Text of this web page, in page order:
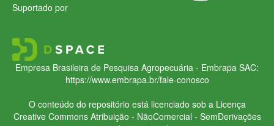
Suportado por
Empresa Brasileira de Pesquisa Agropecuária - Embrapa SAC:
https://www.embrapa.br/fale-conosco
O conteúdo do repositório está licenciado sob a Licença
Creative CommonsAtribuição - NãoComercial - SemDerivações